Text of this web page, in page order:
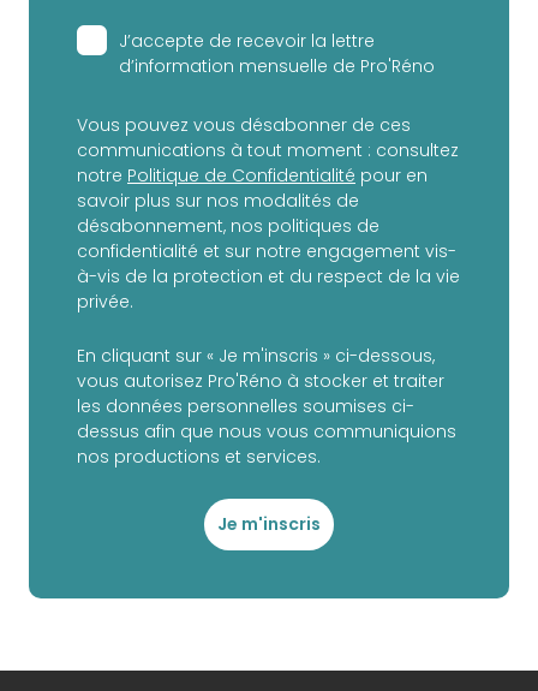
J’accepte de recevoir la lettre
d’information mensuelle de Pro'Réno
Vous pouvez vous désabonner de ces
communications à tout moment : consultez
notre Politique de Confidentialité pour en
savoir plus sur nos modalités de
désabonnement, nos politiques de
confidentialité et sur notre engagement vis-
à-vis de la protection et du respect de la vie
privée.
En cliquant sur « Je m'inscris » ci-dessous,
vous autorisez Pro'Réno à stocker et traiter
les données personnelles soumises ci-
dessus afin que nous vous communiquions
nos productions et services.
Je m'inscris